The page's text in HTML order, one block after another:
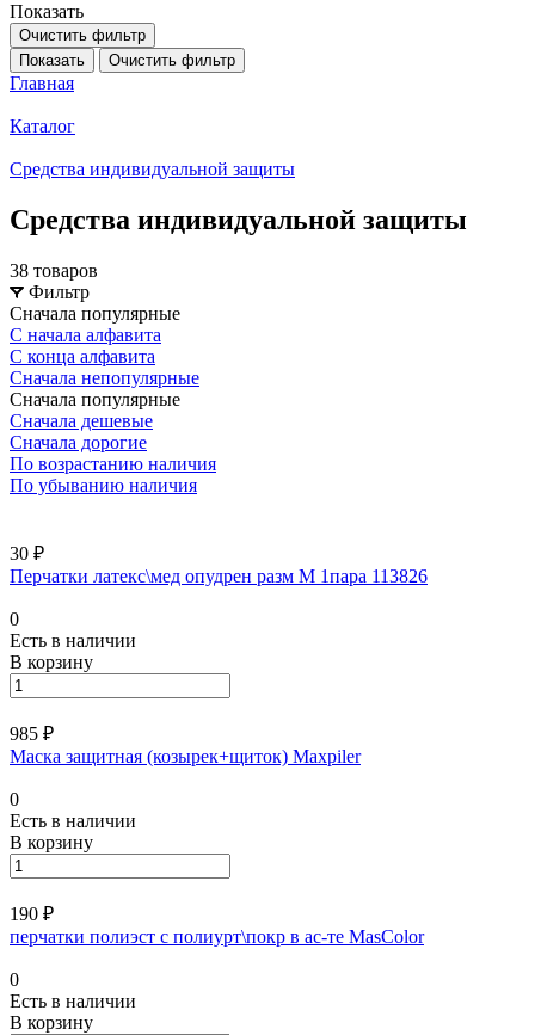
Показать
Очистить фильтр
Показать
Очистить фильтр
Главная
Каталог
Средства индивидуальной защиты
Средства индивидуальной защиты
38 товаров
Фильтр
Сначала популярные
С начала алфавита
С конца алфавита
Сначала непопулярные
Сначала популярные
Сначала дешевые
Сначала дорогие
По возрастанию наличия
По убыванию наличия
30 ₽
Перчатки латекс\мед опудрен разм М 1пара 113826
0
Есть в наличии
В корзину
985 ₽
Маска защитная (козырек+щиток) Maxpiler
0
Есть в наличии
В корзину
190 ₽
перчатки полиэст с полиурт\покр в ас-те MasColor
0
Есть в наличии
В корзину